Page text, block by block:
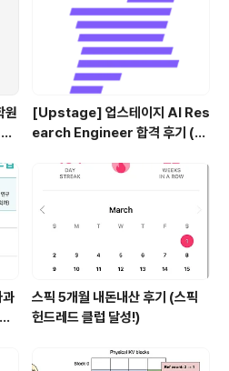
원
[Upstage] 업스테이지 AI Res
earch Engineer 합격 후기 (정
스픽 5개월 내돈내산 후기 (스픽
헌드레드 클럽 달성!)